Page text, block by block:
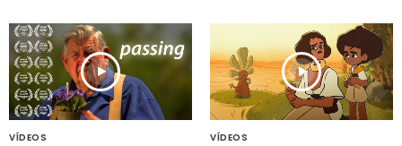
VÍDEOS VÍDEOS